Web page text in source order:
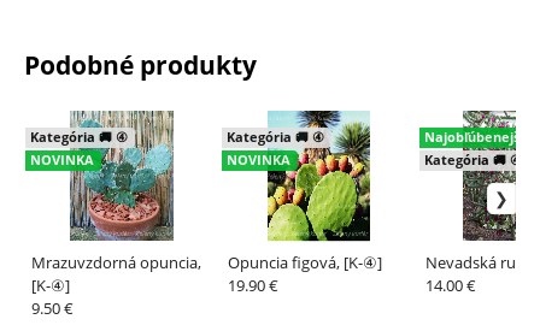
Podobné produkty
Mrazuvzdorná opuncia,
[K-④]
Kategória 🚚 ④
NOVINKA
9.50 €
Opuncia figová, [K-④]
Kategória 🚚 ④
NOVINKA
19.90 €
Nevadská
Najobľúbenejšie
Kategória 🚚 ④
14.00 €